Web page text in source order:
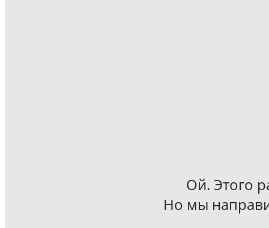
Ой. Этого
Но мы